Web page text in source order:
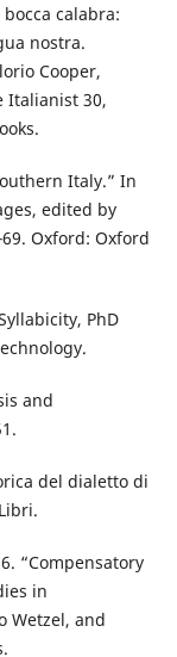
calabra:
nostra.
Cooper,
Italianist 30,
Italy.” In
edited by
Oxford: Oxford
PhD
and
del dialetto di
“Compensatory
in
Wetzel, and